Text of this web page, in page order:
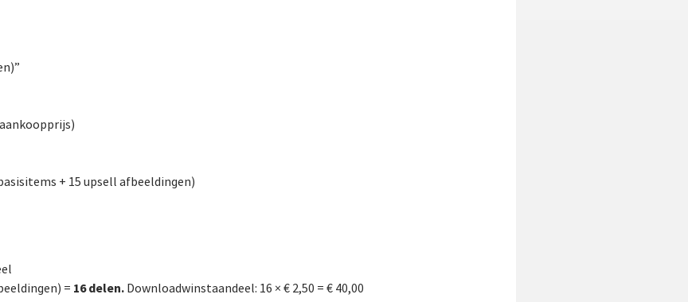
+ 15 upsell afbeeldingen)
= 16 delen. Downloadwinstaandeel: 16 × € 2,50 = € 40,00